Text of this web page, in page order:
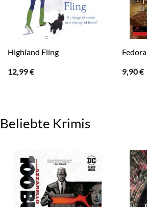
Highland Fling
12,99€
Fedora
9,90€
Beliebte Krimis